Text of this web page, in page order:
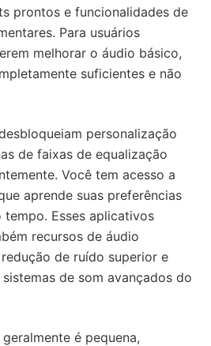
prontos e funcionalidades de
Para usuários
melhorar o áudio básico,
suficientes e não
personalização
de faixas de equalização
Você tem acesso a
aprende suas preferências
Esses aplicativos
recursos de áudio
de ruído superior e
de som avançados do
é pequena,